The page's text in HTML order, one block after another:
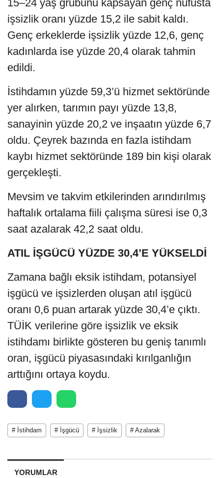
15–24 yaş grubunu kapsayan genç nüfusta
işsizlik oranı yüzde 15,2 ile sabit kaldı.
Genç erkeklerde işsizlik yüzde 12,6, genç
kadınlarda ise yüzde 20,4 olarak tahmin
edildi.
İstihdamın yüzde 59,3’ü hizmet sektöründe
yer alırken, tarımın payı yüzde 13,8,
sanayinin yüzde 20,2 ve inşaatın yüzde 6,7
oldu. Çeyrek bazında en fazla istihdam
kaybı hizmet sektöründe 189 bin kişi olarak
gerçekleşti.
Mevsim ve takvim etkilerinden arındırılmış
haftalık ortalama fiili çalışma süresi ise 0,3
saat azalarak 42,2 saat oldu.
ATIL İŞGÜCÜ YÜZDE 30,4’E YÜKSELDİ
Zamana bağlı eksik istihdam, potansiyel
işgücü ve işsizlerden oluşan atıl işgücü
oranı 0,6 puan artarak yüzde 30,4’e çıktı.
TÜİK verilerine göre işsizlik ve eksik
istihdamı birlikte gösteren bu geniş tanımlı
oran, işgücü piyasasındaki kırılganlığın
arttığını ortaya koydu.
# İstihdam # İşgücü # İşsizlik # Azalarak
YORUMLAR